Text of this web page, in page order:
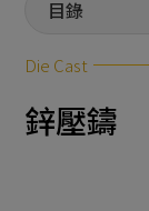
精密壓鑄
鋁壓鑄
Die Cast
鋅壓鑄